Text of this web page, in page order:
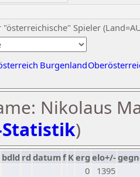
"österreichische" Spieler
Burgenland
Nikolaus
)
bdld rd datumf Kerg elo+/-
0
1395